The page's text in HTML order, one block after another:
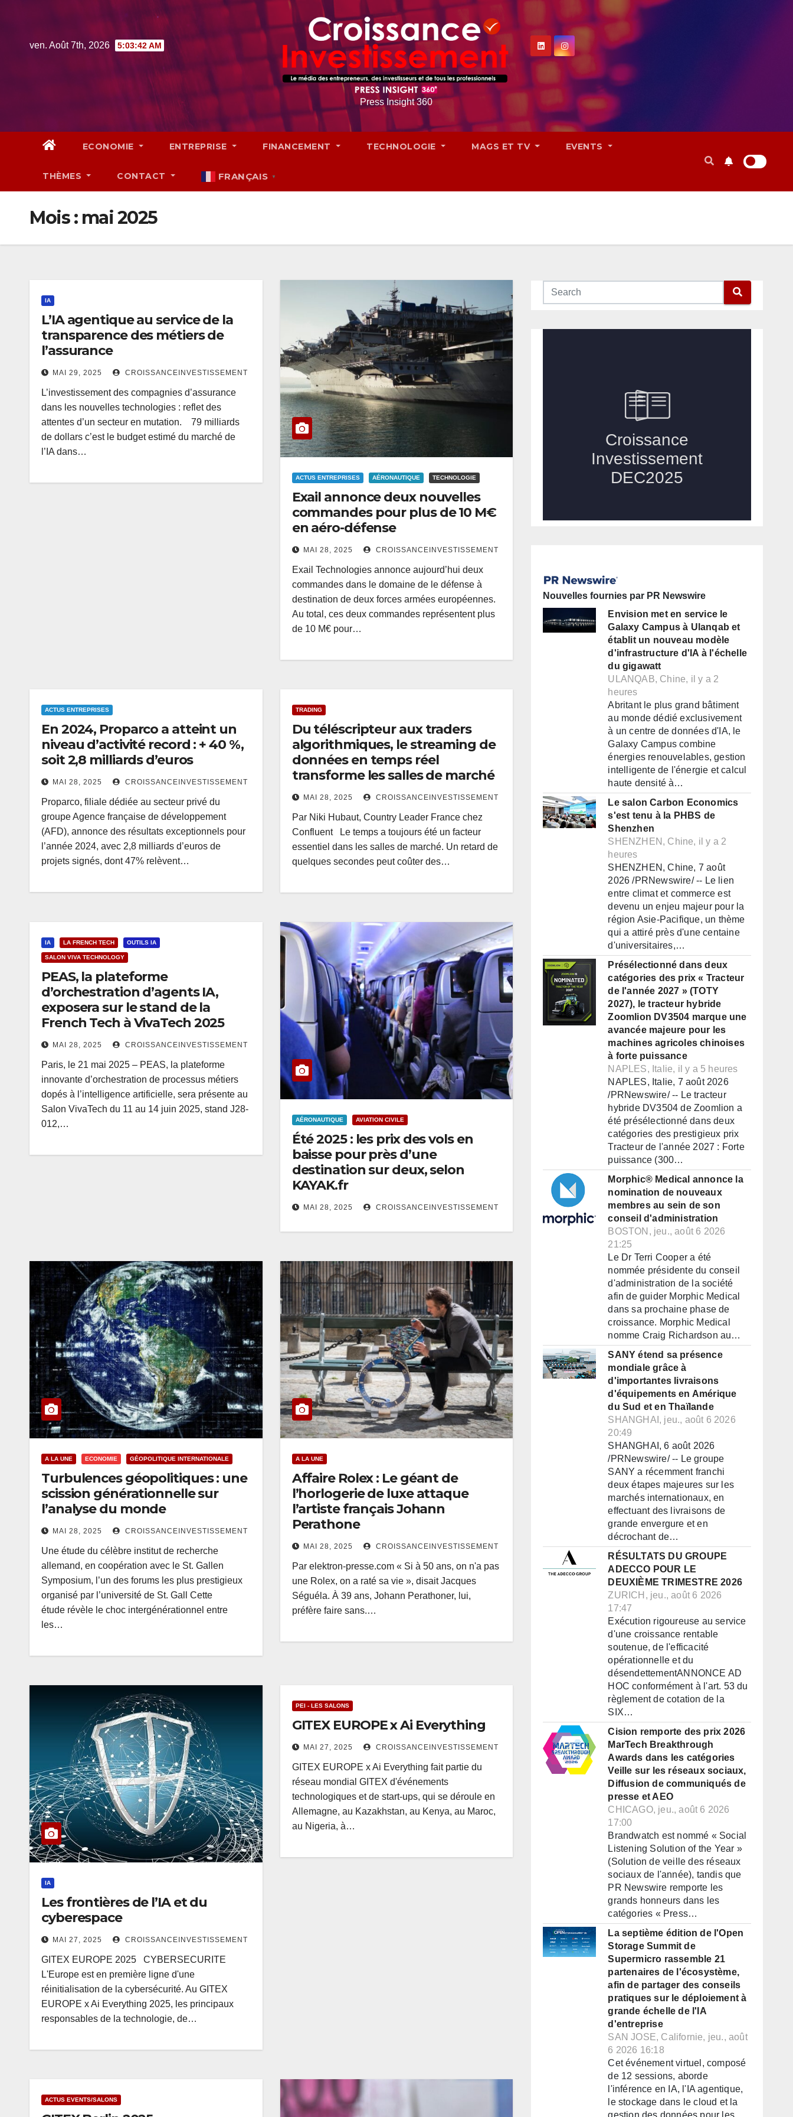
contentven. Août 7th, 2026 5:03:44 AM
Press Insight 360
ECONOMIE ENTREPRISE FINANCEMENT TECHNOLOGIE MAGS ET TV EVENTS
THÈMES CONTACT FRANÇAIS ▼
Mois : mai 2025
IA
L’IA agentique au service de la
transparence des métiers de
l’assurance
MAI 29, 2025 CROISSANCEINVESTISSEMENT
L’investissement des compagnies d’assurance
dans les nouvelles technologies : reflet des
attentes d’un secteur en mutation. 79 milliards
de dollars c’est le budget estimé du marché de
l’IA dans…
ACTUS ENTREPRISES AÉRONAUTIQUE TECHNOLOGIE
Exail annonce deux nouvelles
commandes pour plus de 10 M€
en aéro-défense
MAI 28, 2025 CROISSANCEINVESTISSEMENT
Exail Technologies annonce aujourd’hui deux
commandes dans le domaine de le défense à
destination de deux forces armées européennes.
Au total, ces deux commandes représentent plus
de 10 M€ pour…
ACTUS ENTREPRISES
En 2024, Proparco a atteint un
niveau d’activité record : + 40 %,
soit 2,8 milliards d’euros
MAI 28, 2025 CROISSANCEINVESTISSEMENT
Proparco, filiale dédiée au secteur privé du
groupe Agence française de développement
(AFD), annonce des résultats exceptionnels pour
l’année 2024, avec 2,8 milliards d’euros de
projets signés, dont 47% relèvent…
TRADING
Du téléscripteur aux traders
algorithmiques, le streaming de
données en temps réel
transforme les salles de marché
MAI 28, 2025 CROISSANCEINVESTISSEMENT
Par Niki Hubaut, Country Leader France chez
Confluent Le temps a toujours été un facteur
essentiel dans les salles de marché. Un retard de
quelques secondes peut coûter des…
IA LA FRENCH TECH OUTILS IA
SALON VIVA TECHNOLOGY
PEAS, la plateforme
d’orchestration d’agents IA,
exposera sur le stand de la
French Tech à VivaTech 2025
MAI 28, 2025 CROISSANCEINVESTISSEMENT
Paris, le 21 mai 2025 – PEAS, la plateforme
innovante d’orchestration de processus métiers
dopés à l’intelligence artificielle, sera présente au
Salon VivaTech du 11 au 14 juin 2025, stand J28-
012,…
AÉRONAUTIQUE AVIATION CIVILE
Été 2025 : les prix des vols en
baisse pour près d’une
destination sur deux, selon
KAYAK.fr
MAI 28, 2025 CROISSANCEINVESTISSEMENT
A LA UNE ECONOMIE GÉOPOLITIQUE INTERNATIONALE
Turbulences géopolitiques : une
scission générationnelle sur
l’analyse du monde
MAI 28, 2025 CROISSANCEINVESTISSEMENT
Une étude du célèbre institut de recherche
allemand, en coopération avec le St. Gallen
Symposium, l’un des forums les plus prestigieux
organisé par l’université de St. Gall Cette
étude révèle le choc intergénérationnel entre
les…
A LA UNE
Affaire Rolex : Le géant de
l’horlogerie de luxe attaque
l’artiste français Johann
Perathone
MAI 28, 2025 CROISSANCEINVESTISSEMENT
Par elektron-presse.com « Si à 50 ans, on n'a pas
une Rolex, on a raté sa vie », disait Jacques
Séguéla. À 39 ans, Johann Perathoner, lui,
préfère faire sans.…
IA
Les frontières de l’IA et du
cyberespace
MAI 27, 2025 CROISSANCEINVESTISSEMENT
GITEX EUROPE 2025 CYBERSECURITE
L'Europe est en première ligne d'une
réinitialisation de la cybersécurité. Au GITEX
EUROPE x Ai Everything 2025, les principaux
responsables de la technologie, de…
PEI - LES SALONS
GITEX EUROPE x Ai Everything
MAI 27, 2025 CROISSANCEINVESTISSEMENT
GITEX EUROPE x Ai Everything fait partie du
réseau mondial GITEX d'événements
technologiques et de start-ups, qui se déroule en
Allemagne, au Kazakhstan, au Kenya, au Maroc,
au Nigeria, à…
ACTUS EVENTS/SALONS
Nouvelles fournies par PR Newswire
Envision met en service le
Galaxy Campus à Ulanqab et
établit un nouveau modèle
d'infrastructure d'IA à l'échelle
du gigawatt
ULANQAB, Chine, il y a 2
heures
Abritant le plus grand bâtiment
au monde dédié exclusivement
à un centre de données d'IA, le
Galaxy Campus combine
énergies renouvelables, gestion
intelligente de l'énergie et calcul
haute densité à…
Le salon Carbon Economics
s'est tenu à la PHBS de
Shenzhen
SHENZHEN, Chine, il y a 2
heures
SHENZHEN, Chine, 7 août
2026 /PRNewswire/ -- Le lien
entre climat et commerce est
devenu un enjeu majeur pour la
région Asie-Pacifique, un thème
qui a attiré près d'une centaine
d'universitaires,…
Présélectionné dans deux
catégories des prix « Tracteur
de l'année 2027 » (TOTY
2027), le tracteur hybride
Zoomlion DV3504 marque une
avancée majeure pour les
machines agricoles chinoises
à forte puissance
NAPLES, Italie, il y a 5 heures
NAPLES, Italie, 7 août 2026
/PRNewswire/ -- Le tracteur
hybride DV3504 de Zoomlion a
été présélectionné dans deux
catégories des prestigieux prix
Tracteur de l'année 2027 : Forte
puissance (300…
Morphic® Medical annonce la
nomination de nouveaux
membres au sein de son
conseil d'administration
BOSTON, jeu., août 6 2026
21:25
Le Dr Terri Cooper a été
nommée présidente du conseil
d'administration de la société
afin de guider Morphic Medical
dans sa prochaine phase de
croissance. Morphic Medical
nomme Craig Richardson au…
SANY étend sa présence
mondiale grâce à
d'importantes livraisons
d'équipements en Amérique
du Sud et en Thaïlande
SHANGHAI, jeu., août 6 2026
20:49
SHANGHAI, 6 août 2026
/PRNewswire/ -- Le groupe
SANY a récemment franchi
deux étapes majeures sur les
marchés internationaux, en
effectuant des livraisons de
grande envergure et en
décrochant de…
RÉSULTATS DU GROUPE
ADECCO POUR LE
DEUXIÈME TRIMESTRE 2026
ZURICH, jeu., août 6 2026
17:47
Exécution rigoureuse au service
d'une croissance rentable
soutenue, de l'efficacité
opérationnelle et du
désendettementANNONCE AD
HOC conformément à l'art. 53 du
règlement de cotation de la
SIX…
Cision remporte des prix 2026
MarTech Breakthrough
Awards dans les catégories
Veille sur les réseaux sociaux,
Diffusion de communiqués de
presse et AEO
CHICAGO, jeu., août 6 2026
17:00
Brandwatch est nommé « Social
Listening Solution of the Year »
(Solution de veille des réseaux
sociaux de l'année), tandis que
PR Newswire remporte les
grands honneurs dans les
catégories « Press…
La septième édition de l'Open
Storage Summit de
Supermicro rassemble 21
partenaires de l'écosystème,
afin de partager des conseils
pratiques sur le déploiement à
grande échelle de l'IA
d'entreprise
SAN JOSE, Californie, jeu., août
6 2026 16:18
Cet événement virtuel, composé
de 12 sessions, aborde
l'inférence en IA, l'IA agentique,
le stockage dans le cloud et la
gestion des données pour les